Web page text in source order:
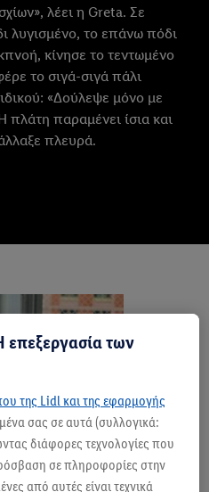
λέει η Greta. Σε
λυγισμένο, το επάνω πόδι
κίνησε το τεντωμένο
το σιγά-σιγά πάλι
«Δούλεψε μόνο με
πλάτη παραμένει ίσια και
πλευρά.
των
της Lidl και της εφαρμογής
σας σε αυτά (συλλογικά:
διάφορες τεχνολογίες που
σε πληροφορίες στην
από αυτές είναι τεχνικά